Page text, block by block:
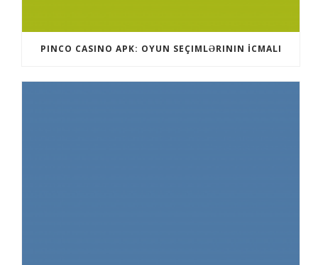
PINCO CASINO APK: OYUN SEÇIMLƏRININ İCMALI